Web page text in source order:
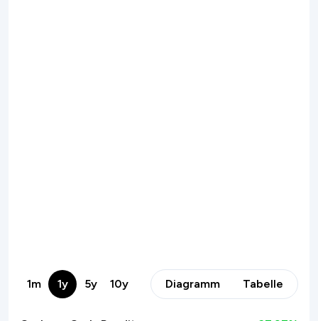
1m 1y 5y 10y Diagramm Tabelle